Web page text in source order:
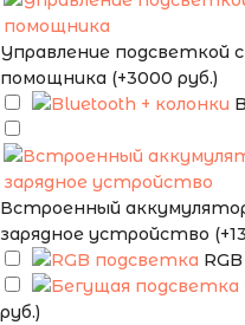
Управление подсветкой
помощника (+3000 руб.)
Встроенный
зарядное устройство
руб.)